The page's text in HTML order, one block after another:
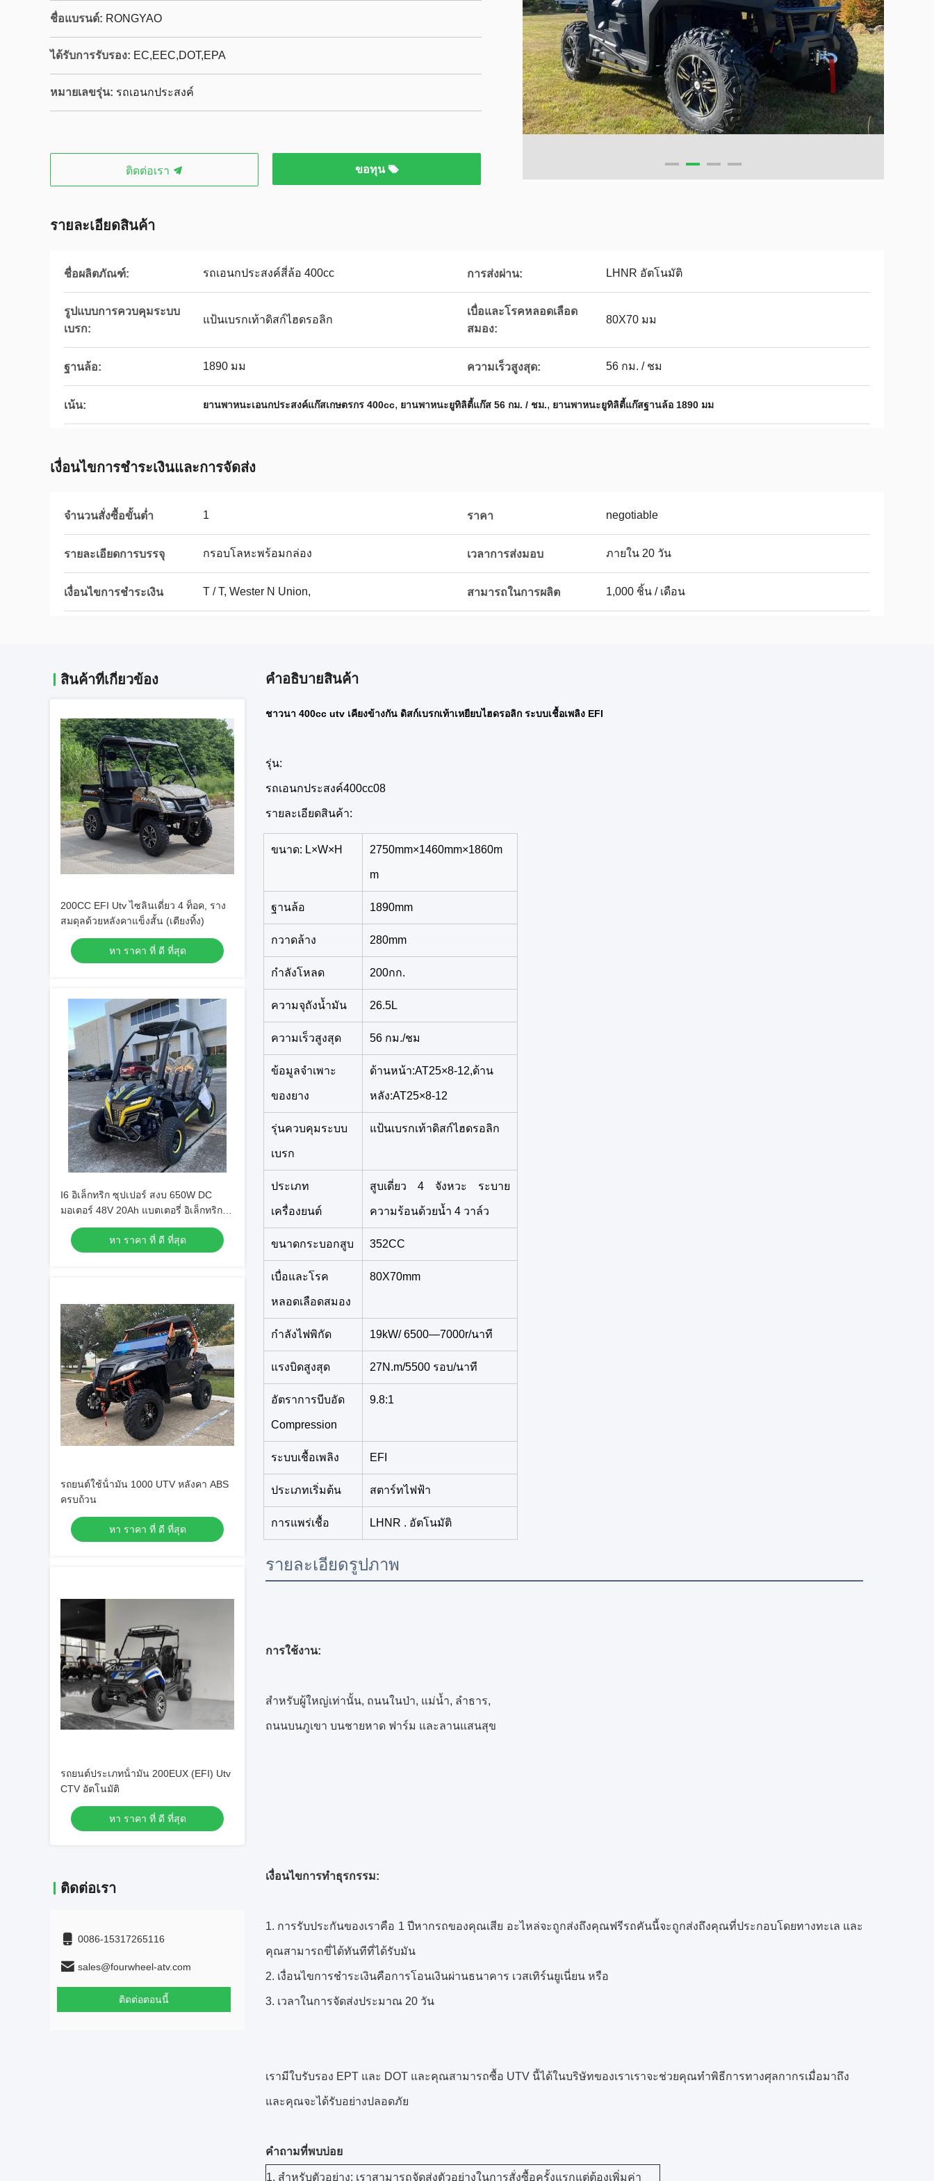
ชื่อแบรนด์: RONGYAO
ได้รับการรับรอง: EC,EEC,DOT,EPA
หมายเลขรุ่น: รถเอนกประสงค์
ติดต่อเรา ขอทุน
รายละเอียดสินค้า
ชื่อผลิตภัณฑ์: รถเอนกประสงค์สี่ล้อ 400cc การส่งผ่าน: LHNR อัตโนมัติ
รูปแบบการควบคุมระบบ
เบรก:
แป้นเบรกเท้าดิสก์ไฮดรอลิก
เบื่อและโรคหลอดเลือด
สมอง:
80X70 มม
ฐานล้อ: 1890 มม ความเร็วสูงสุด: 56 กม. / ชม
เน้น: ยานพาหนะเอนกประสงค์แก๊สเกษตรกร 400cc, ยานพาหนะยูทิลิตี้แก๊ส 56 กม. / ชม., ยานพาหนะยูทิลิตี้แก๊สฐานล้อ 1890 มม
เงื่อนไขการชําระเงินและการจัดส่ง
จำนวนสั่งซื้อขั้นต่ำ 1 ราคา negotiable
รายละเอียดการบรรจุ กรอบโลหะพร้อมกล่อง เวลาการส่งมอบ ภายใน 20 วัน
เงื่อนไขการชำระเงิน T / T, Wester N Union, สามารถในการผลิต 1,000 ชิ้น / เดือน
สินค้าที่เกี่ยวข้อง
200CC EFI Utv ไซลินเดี่ยว 4 ท็อค, ราง
สมดุลด้วยหลังคาแข็งสั้น (เตียงทิ้ง)
หา ราคา ที่ ดี ที่สุด
I6 อิเล็กทริก ซุปเปอร์ สงบ 650W DC
มอเตอร์ 48V 20Ah แบตเตอรี่ อิเล็กทริก
UTV
หา ราคา ที่ ดี ที่สุด
รถยนต์ใช้น้ํามัน 1000 UTV หลังคา ABS
ครบถ้วน
หา ราคา ที่ ดี ที่สุด
รถยนต์ประเภทน้ํามัน 200EUX (EFI) Utv
CTV อัตโนมัติ
หา ราคา ที่ ดี ที่สุด
ติดต่อเรา
0086-15317265116
sales@fourwheel-atv.com
ติดต่อตอนนี้
คําอธิบายสินค้า
ชาวนา 400cc utv เคียงข้างกัน ดิสก์เบรกเท้าเหยียบไฮดรอลิก ระบบเชื้อเพลิง EFI
รุ่น:
รถเอนกประสงค์400cc08
รายละเอียดสินค้า:
ขนาด: L×W×H 2750mm×1460mm×1860m
m
ฐานล้อ 1890mm
กวาดล้าง 280mm
กำลังโหลด 200กก.
ความจุถังน้ำมัน 26.5L
ความเร็วสูงสุด 56 กม./ชม
ข้อมูลจำเพาะ
ของยาง
ด้านหน้า:AT25×8-12,ด้าน
หลัง:AT25×8-12
รุ่นควบคุมระบบ
เบรก
แป้นเบรกเท้าดิสก์ไฮดรอลิก
ประเภท
เครื่องยนต์
สูบเดี่ยว 4 จังหวะ ระบาย
ความร้อนด้วยน้ำ 4 วาล์ว
ขนาดกระบอกสูบ 352CC
เบื่อและโรค
หลอดเลือดสมอง
80X70mm
กำลังไฟพิกัด 19kW/ 6500—7000r/นาที
แรงบิดสูงสุด 27N.m/5500 รอบ/นาที
อัตราการบีบอัด
Compression
9.8:1
ระบบเชื้อเพลิง EFI
ประเภทเริ่มต้น สตาร์ทไฟฟ้า
การแพร่เชื้อ LHNR . อัตโนมัติ
รายละเอียดรูปภาพ
การใช้งาน:
สำหรับผู้ใหญ่เท่านั้น, ถนนในป่า, แม่น้ำ, ลำธาร,
ถนนบนภูเขา บนชายหาด ฟาร์ม และลานแสนสุข
เงื่อนไขการทำธุรกรรม:
การรับประกันของเราคือ 1 ปีหากรถของคุณเสีย อะไหล่จะถูกส่งถึงคุณฟรีรถคันนี้จะถูกส่งถึงคุณที่ประกอบโดยทางทะเล และ
คุณสามารถขี่ได้ทันทีที่ได้รับมัน
เงื่อนไขการชำระเงินคือการโอนเงินผ่านธนาคาร เวสเทิร์นยูเนี่ยน หรือ
เวลาในการจัดส่งประมาณ 20 วัน
เรามีใบรับรอง EPT และ DOT และคุณสามารถซื้อ UTV นี้ได้ในบริษัทของเราเราจะช่วยคุณทำพิธีการทางศุลกากรเมื่อมาถึง
และคุณจะได้รับอย่างปลอดภัย
คำถามที่พบบ่อย
1. สำหรับตัวอย่าง: เราสามารถจัดส่งตัวอย่างในการสั่งซื้อครั้งแรกแต่ต้องเพิ่มค่า